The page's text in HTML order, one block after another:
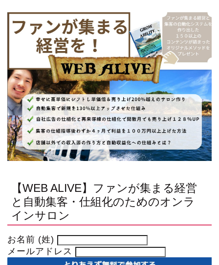
【WEB ALIVE】ファンが集まる経営
と自動集客・仕組化のためのオンラ
インサロン
お名前 (姓)
メールアドレス